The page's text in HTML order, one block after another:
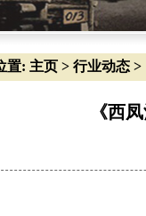
置: 主页 > 行业动态 >
《西